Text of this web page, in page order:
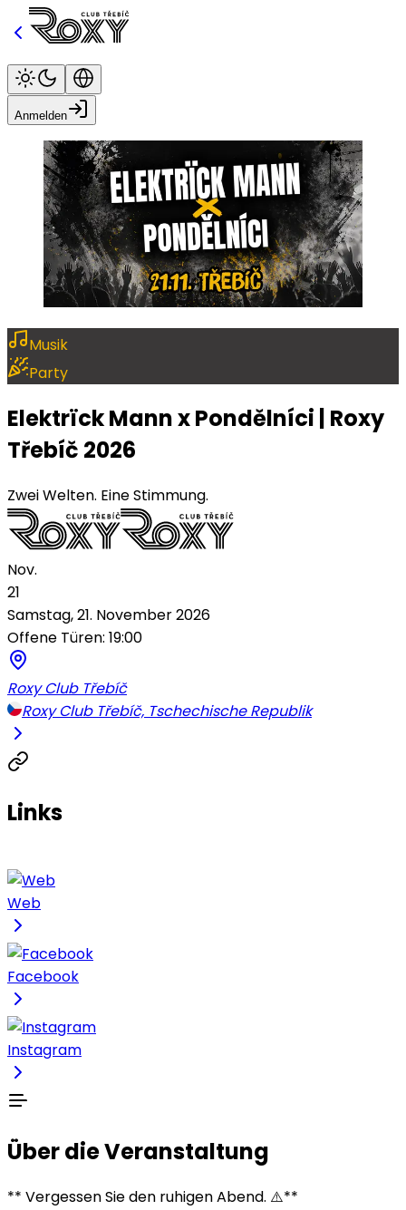
Anmelden
Musik
Party
Elektrïck Mann x Pondělníci | Roxy
Třebíč 2026
Zwei Welten. Eine Stimmung.
Nov.
21
Samstag, 21. November 2026
Offene Türen: 19:00
Roxy Club Třebíč
Roxy Club Třebíč, Tschechische Republik
Links
Web
Facebook
Instagram
Über die Veranstaltung
** Vergessen Sie den ruhigen Abend. ⚠️**